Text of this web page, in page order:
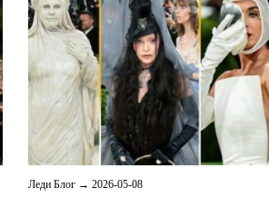
Леди Блог → 2026-05-08